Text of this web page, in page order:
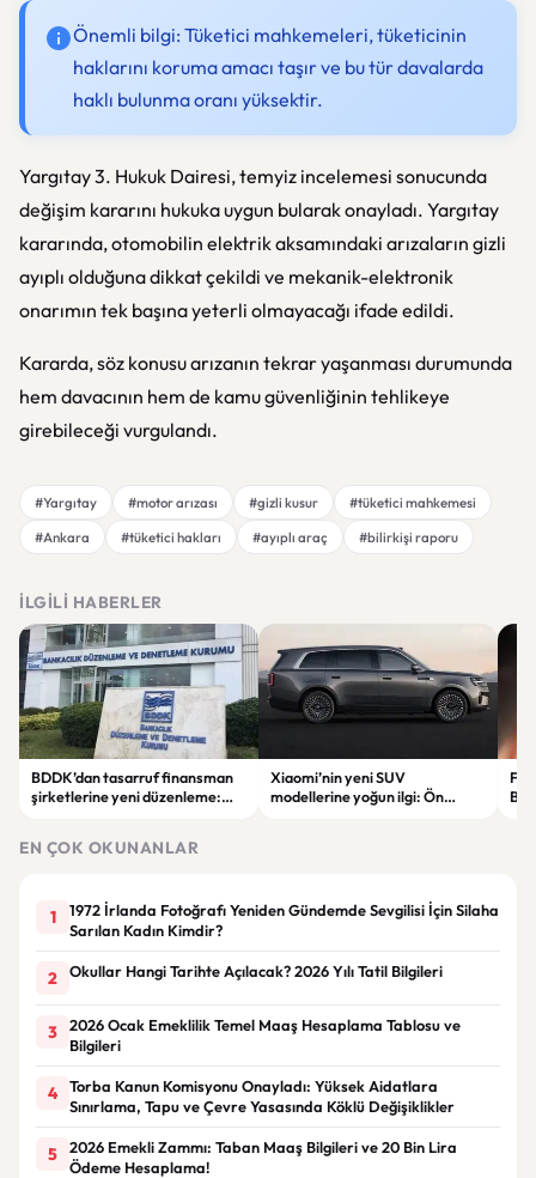
Önemli bilgi: Tüketici mahkemeleri, tüketicinin
haklarını koruma amacı taşır ve bu tür davalarda
haklı bulunma oranı yüksektir.
Yargıtay 3. Hukuk Dairesi, temyiz incelemesi sonucunda
değişim kararını hukuka uygun bularak onayladı. Yargıtay
kararında, otomobilin elektrik aksamındaki arızaların gizli
ayıplı olduğuna dikkat çekildi ve mekanik-elektronik
onarımın tek başına yeterli olmayacağı ifade edildi.
Kararda, söz konusu arızanın tekrar yaşanması durumunda
hem davacının hem de kamu güvenliğinin tehlikeye
girebileceği vurgulandı.
#Yargıtay #motor arızası #gizli kusur
#tüketici mahkemesi
#Ankara
#tüketici hakları #ayıplı araç #bilirkişi raporu
İLGILI HABERLER
BDDK’dan tasarruf finansman
şirketlerine yeni düzenleme:
Xiaomi’nin yeni SUV
modellerine yoğun ilgi: Ön
EN ÇOK OKUNANLAR
1
1972 İrlanda Fotoğrafı Yeniden Gündemde Sevgilisi İçin Silaha
Sarılan Kadın Kimdir?
2 Okullar Hangi Tarihte Açılacak? 2026 Yılı Tatil Bilgileri
3
2026 Ocak Emeklilik Temel Maaş Hesaplama Tablosu ve
Bilgileri
4
Torba Kanun Komisyonu Onayladı: Yüksek Aidatlara
Sınırlama, Tapu ve Çevre Yasasında Köklü Değişiklikler
5
2026 Emekli Zammı: Taban Maaş Bilgileri ve 20 Bin Lira
Ödeme Hesaplama!